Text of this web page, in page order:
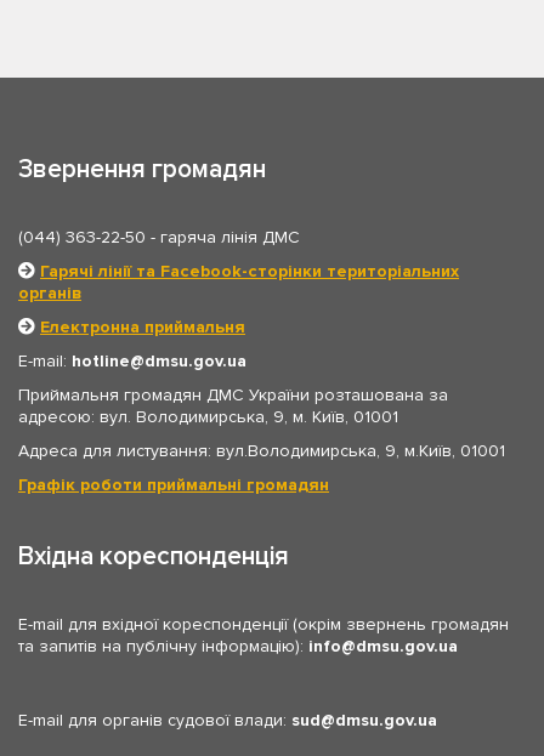
Звернення громадян
(044) 363-22-50 - гаряча лінія ДМС
Гарячі лінії та Facebook-сторінки територіальних
органів
Електронна приймальня
E-mail: hotline
dmsu.gov.ua
Приймальня громадян ДМС України розташована за
адресою: вул. Володимирська, 9, м. Київ, 01001
Адреса для листування: вул.Володимирська, 9, м.Київ, 01001
Графік роботи приймальні громадян
Вхідна кореспонденція
E-mail для вхідної кореспонденції (окрім звернень громадян
та запитів на публічну інформацію): info dmsu.gov.ua
E-mail для органів судової влади: sud dmsu.gov.ua